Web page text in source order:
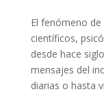
El fenómeno
científicos,
desde hace
mensajes del
diarias o hasta